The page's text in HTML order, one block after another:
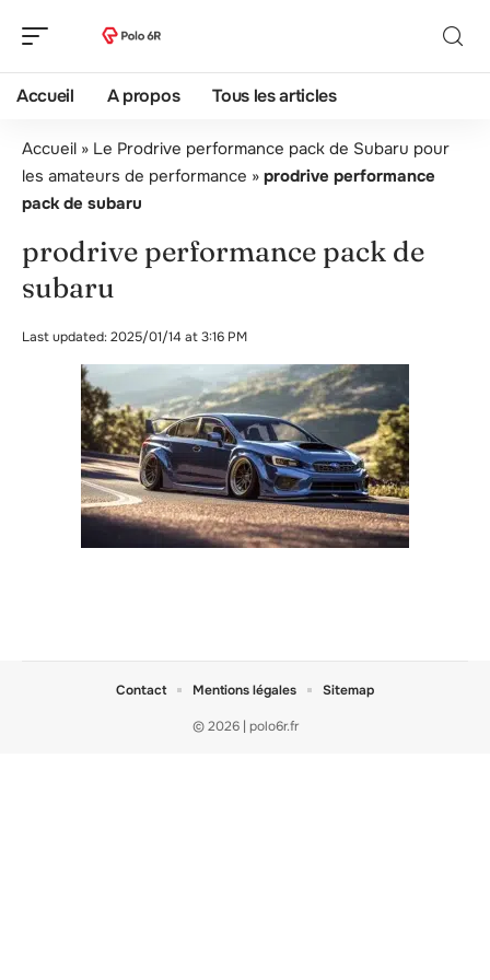
Accueil A propos Tous les articles
Accueil » Le Prodrive performance pack de Subaru pour
les amateurs de performance » prodrive performance
pack de subaru
prodrive performance pack de
subaru
Last updated: 2025/01/14 at 3:16 PM
© 2026 | polo6r.fr
Contact Mentions légales Sitemap